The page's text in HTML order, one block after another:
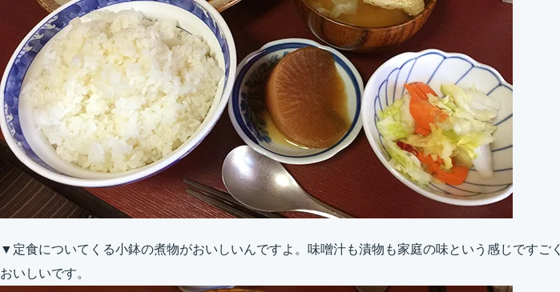
▼定食についてくる小鉢の煮物がおいしいんですよ。味噌汁も漬物も家庭の味という感じですごく
おいしいです。